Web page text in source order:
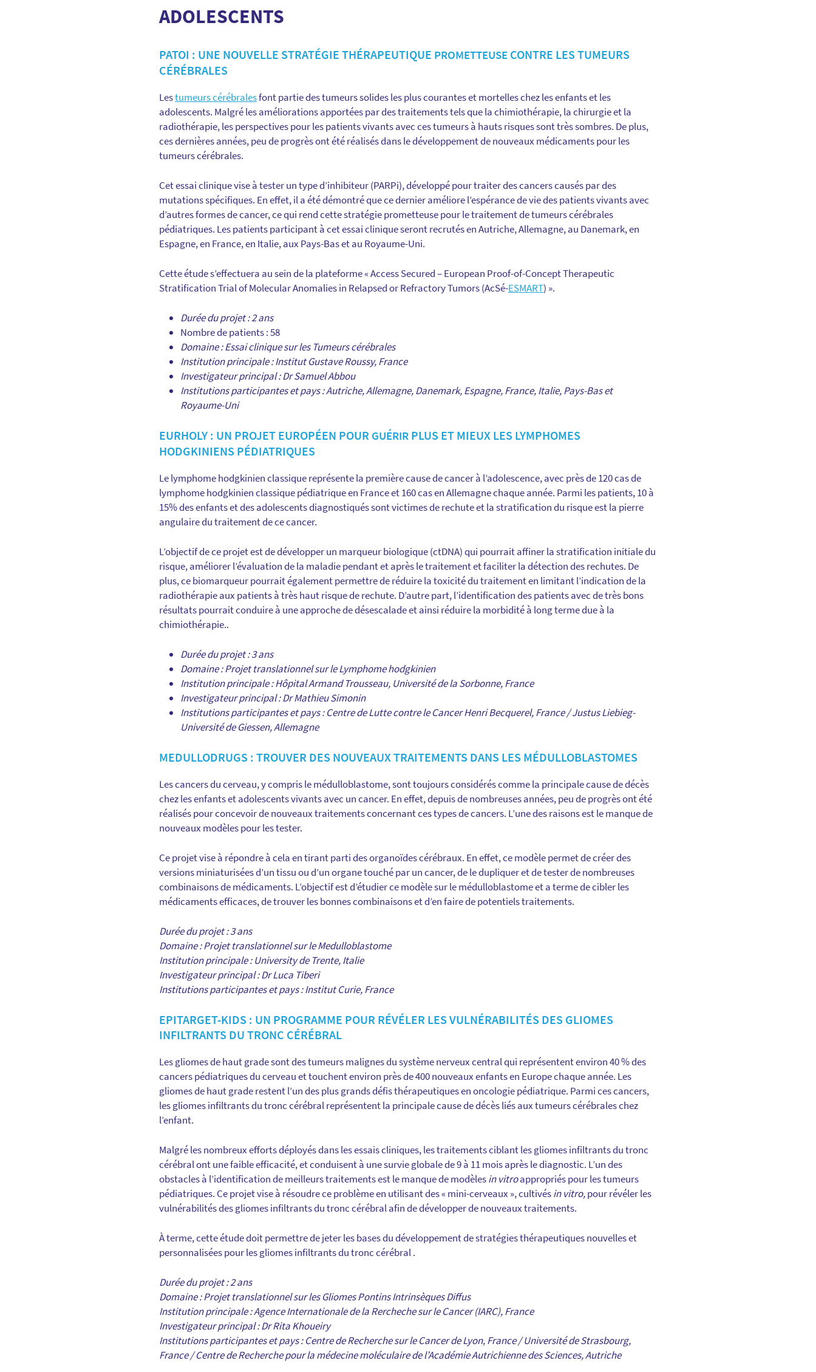
ADOLESCENTS
PATOI : UNE NOUVELLE STRATÉGIE THÉRAPEUTIQUE PROMETTEUSE CONTRE LES TUMEURS
CÉRÉBRALES
Lestumeurs cérébralesfont partie des tumeurs solides les plus courantes et mortelles chez les enfants et les
adolescents. Malgré les améliorations apportées par des traitements tels que la chimiothérapie, la chirurgie et la
radiothérapie, les perspectives pour les patients vivants avec ces tumeurs à hauts risques sont très sombres. De plus,
ces dernières années, peu de progrès ont été réalisés dans le développement de nouveaux médicaments pour les
tumeurs cérébrales.
Cet essai clinique vise à tester un type d’inhibiteur (PARPi), développé pour traiter des cancers causés par des
mutations spécifiques. En effet, il a été démontré que ce dernier améliore l’espérance de vie des patients vivants avec
d’autres formes de cancer, ce qui rend cette stratégie prometteuse pour le traitement de tumeurs cérébrales
pédiatriques. Les patients participant à cet essai clinique seront recrutés en Autriche, Allemagne, au Danemark, en
Espagne, en France, en Italie, aux Pays-Bas et au Royaume-Uni.
Cette étude s’effectuera au sein de la plateforme « Access Secured – European Proof-of-Concept Therapeutic
Stratification Trial of Molecular Anomalies in Relapsed or Refractory Tumors (AcSé-ESMART) ».
Durée du projet : 2 ans
Nombre de patients : 58
Domaine : Essai clinique sur les Tumeurs cérébrales
Institution principale : Institut Gustave Roussy, France
Investigateur principal : Dr Samuel Abbou
Institutions participantes et pays : Autriche, Allemagne, Danemark, Espagne, France, Italie, Pays-Bas et
Royaume-Uni
EURHOLY : UN PROJET EUROPÉEN POUR GUÉRIR PLUS ET MIEUX LES LYMPHOMES
HODGKINIENS PÉDIATRIQUES
Le lymphome hodgkinien classique représente la première cause de cancer à l’adolescence, avec près de 120 cas de
lymphome hodgkinien classique pédiatrique en France et 160 cas en Allemagne chaque année. Parmi les patients, 10 à
15% des enfants et des adolescents diagnostiqués sont victimes de rechute et la stratification du risque est la pierre
angulaire du traitement de ce cancer.
L’objectif de ce projet est de développer un marqueur biologique (ctDNA) qui pourrait affiner la stratification initiale du
risque, améliorer l’évaluation de la maladie pendant et après le traitement et faciliter la détection des rechutes. De
plus, ce biomarqueur pourrait également permettre de réduire la toxicité du traitement en limitant l’indication de la
radiothérapie aux patients à très haut risque de rechute. D’autre part, l’identification des patients avec de très bons
résultats pourrait conduire à une approche de désescalade et ainsi réduire la morbidité à long terme due à la
chimiothérapie..
Durée du projet : 3 ans
Domaine : Projet translationnel sur le Lymphome hodgkinien
Institution principale : Hôpital Armand Trousseau, Université de la Sorbonne, France
Investigateur principal : Dr Mathieu Simonin
Institutions participantes et pays : Centre de Lutte contre le Cancer Henri Becquerel, France / Justus Liebieg-
Université de Giessen, Allemagne
MEDULLODRUGS : TROUVER DES NOUVEAUX TRAITEMENTS DANS LES MÉDULLOBLASTOMES
Les cancers du cerveau, y compris le médulloblastome, sont toujours considérés comme la principale cause de décès
chez les enfants et adolescents vivants avec un cancer. En effet, depuis de nombreuses années, peu de progrès ont été
réalisés pour concevoir de nouveaux traitements concernant ces types de cancers. L’une des raisons est le manque de
nouveaux modèles pour les tester.
Ce projet vise à répondre à cela en tirant parti des organoïdes cérébraux. En effet, ce modèle permet de créer des
versions miniaturisées d’un tissu ou d’un organe touché par un cancer, de le dupliquer et de tester de nombreuses
combinaisons de médicaments. L’objectif est d’étudier ce modèle sur le médulloblastome et a terme de cibler les
médicaments efficaces, de trouver les bonnes combinaisons et d’en faire de potentiels traitements.
Durée du projet : 3 ans
Domaine : Projet translationnel sur le Medulloblastome
Institution principale : University de Trente, Italie
Investigateur principal : Dr Luca Tiberi
Institutions participantes et pays : Institut Curie, France
EPITARGET-KIDS : UN PROGRAMME POUR RÉVÉLER LES VULNÉRABILITÉS DES GLIOMES
INFILTRANTS DU TRONC CÉRÉBRAL
Les gliomes de haut grade sont des tumeurs malignes du système nerveux central qui représentent environ 40 % des
cancers pédiatriques du cerveau et touchent environ près de 400 nouveaux enfants en Europe chaque année. Les
gliomes de haut grade restent l’un des plus grands défis thérapeutiques en oncologie pédiatrique. Parmi ces cancers,
les gliomes infiltrants du tronc cérébral représentent la principale cause de décès liés aux tumeurs cérébrales chez
l’enfant.
Malgré les nombreux efforts déployés dans les essais cliniques, les traitements ciblant les gliomes infiltrants du tronc
cérébral ont une faible efficacité, et conduisent à une survie globale de 9 à 11 mois après le diagnostic. L’un des
obstacles à l’identification de meilleurs traitements est le manque de modèlesin vitroappropriés pour les tumeurs
pédiatriques. Ce projet vise à résoudre ce problème en utilisant des « mini-cerveaux », cultivésin vitro,pour révéler les
vulnérabilités des gliomes infiltrants du tronc cérébral afin de développer de nouveaux traitements.
À terme, cette étude doit permettre de jeter les bases du développement de stratégies thérapeutiques nouvelles et
personnalisées pour les gliomes infiltrants du tronc cérébral .
Durée du projet : 2 ans
Domaine : Projet translationnel sur les Gliomes Pontins Intrinsèques Diffus
Institution principale : Agence Internationale de la Rercheche sur le Cancer (IARC), France
Investigateur principal : Dr Rita Khoueiry
Institutions participantes et pays : Centre de Recherche sur le Cancer de Lyon, France / Université de Strasbourg,
France / Centre de Recherche pour la médecine moléculaire de l’Académie Autrichienne des Sciences, Autriche